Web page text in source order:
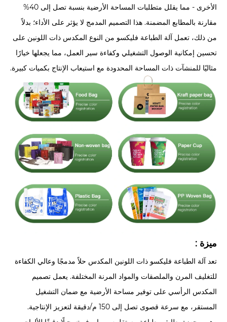
الأخرى - مما يقلل متطلبات المساحة الأرضية بنسبة تصل إلى 40%
مقارنة بالمطابع المضمنة. هذا التصميم المدمج لا يؤثر على الأداء؛ بدلاً
من ذلك، تعمل آلة الطباعة فليكسو من النوع المكدس ذات اللونين على
تحسين إمكانية الوصول التشغيلي وكفاءة سير العمل، مما يجعلها خيارًا
مثاليًا للمنشآت ذات المساحة المحدودة مع استيعاب الإنتاج بكميات كبيرة.
ميزة :
تعد آلة الطباعة فليكسو ذات اللونين المكدس حلاً مدمجًا وعالي الكفاءة
للتغليف المرن والملصقات والمواد المرنة المختلفة. يعمل تصميم
المكدس الرأسي على توفير مساحة الأرضية مع ضمان التشغيل
المستقر، مع سرعة قصوى تصل إلى 150 م/دقيقة لتعزيز الإنتاجية.